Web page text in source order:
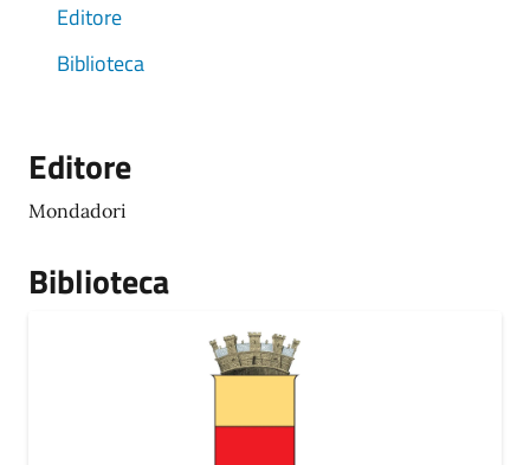
Editore
Biblioteca
Editore
Mondadori
Biblioteca